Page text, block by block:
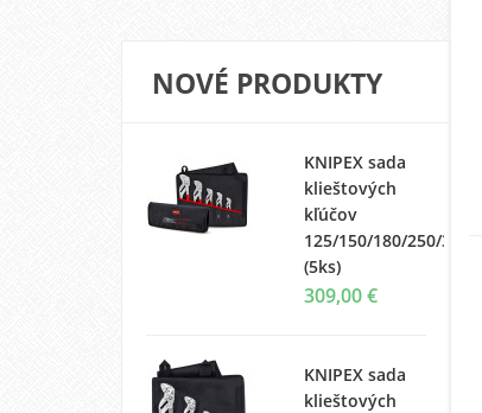
NOVÉ PRODUKTY
KNIPEX sada
klieštových
kľúčov
125/150/180/250/300
(5ks)
309,00 €
KNIPEX sada
klieštových